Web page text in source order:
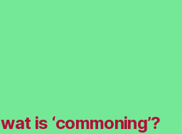
wat is ‘commoning’?